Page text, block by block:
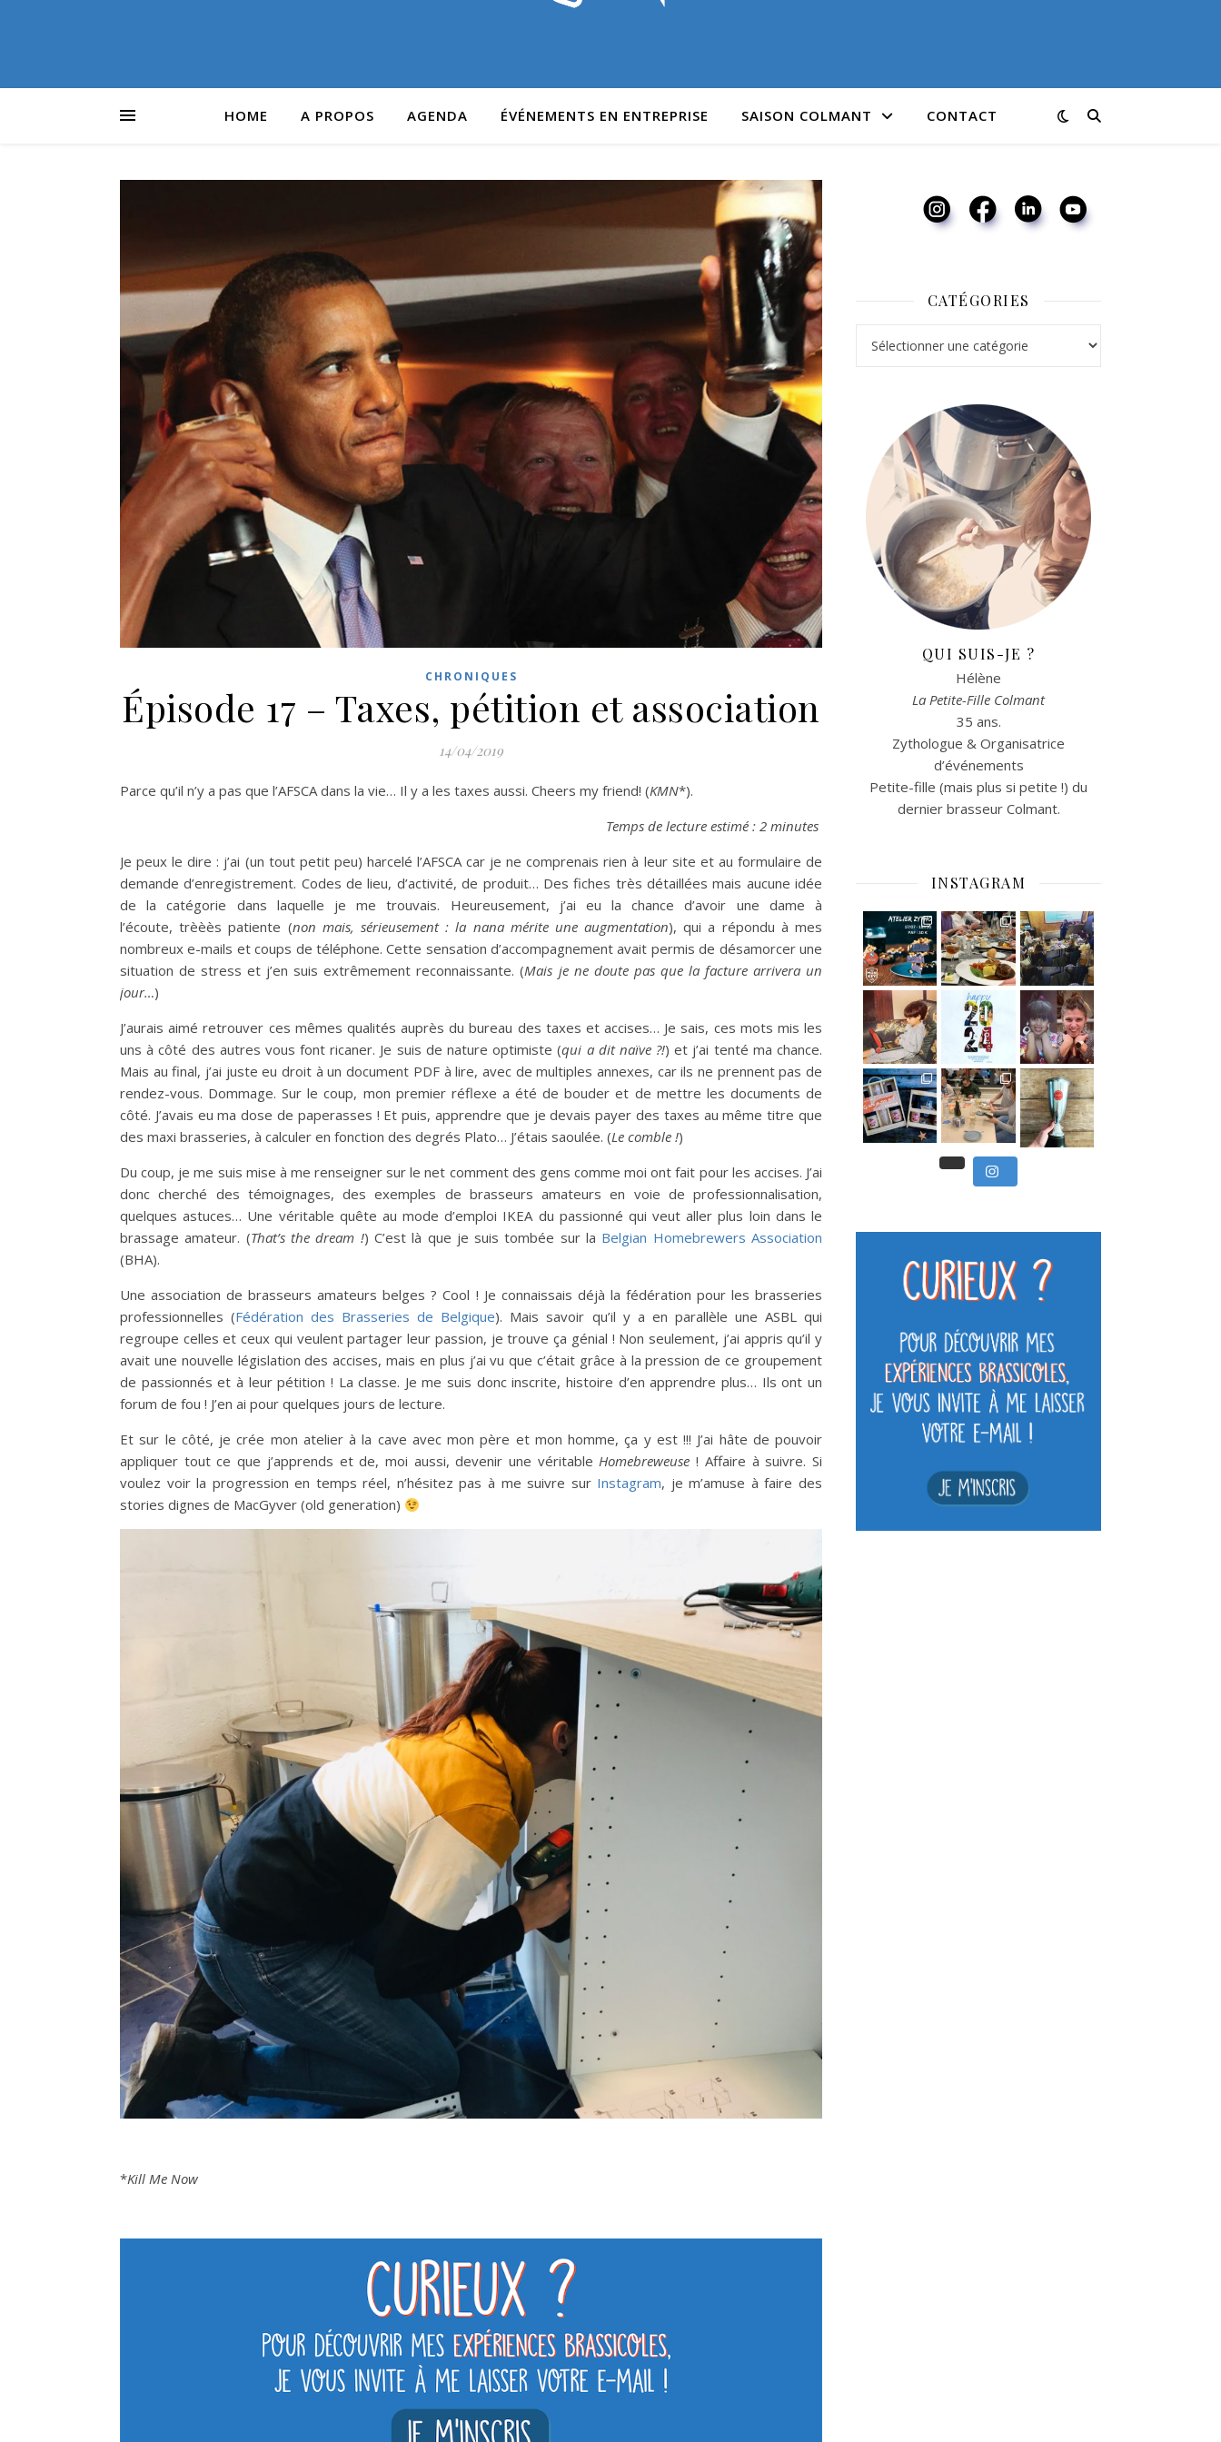
HOME A PROPOS AGENDA ÉVÉNEMENTS EN ENTREPRISE SAISON COLMANT CONTACT
CHRONIQUES
Épisode 17 – Taxes, pétition et association
14/04/2019
Parce qu’il n’y a pas que l’AFSCA dans la vie… Il y a les taxes aussi. Cheers my friend! (KMN*).
Temps de lecture estimé : 2 minutes
Je peux le dire : j’ai (un tout petit peu) harcelé l’AFSCA car je ne comprenais rien à leur site et au formulaire de
demande d’enregistrement. Codes de lieu, d’activité, de produit… Des fiches très détaillées mais aucune idée
de la catégorie dans laquelle je me trouvais. Heureusement, j’ai eu la chance d’avoir une dame à
l’écoute, trèèès patiente (non mais, sérieusement : la nana mérite une augmentation), qui a répondu à mes
nombreux e-mails et coups de téléphone. Cette sensation d’accompagnement avait permis de désamorcer une
situation de stress et j’en suis extrêmement reconnaissante. (Mais je ne doute pas que la facture arrivera un
jour…)
J’aurais aimé retrouver ces mêmes qualités auprès du bureau des taxes et accises… Je sais, ces mots mis les
uns à côté des autres vous font ricaner. Je suis de nature optimiste (qui a dit naïve ?!) et j’ai tenté ma chance.
Mais au final, j’ai juste eu droit à un document PDF à lire, avec de multiples annexes, car ils ne prennent pas de
rendez-vous. Dommage. Sur le coup, mon premier réflexe a été de bouder et de mettre les documents de
côté. J’avais eu ma dose de paperasses ! Et puis, apprendre que je devais payer des taxes au même titre que
des maxi brasseries, à calculer en fonction des degrés Plato… J’étais saoulée. (Le comble !)
Du coup, je me suis mise à me renseigner sur le net comment des gens comme moi ont fait pour les accises. J’ai
donc cherché des témoignages, des exemples de brasseurs amateurs en voie de professionnalisation,
quelques astuces… Une véritable quête au mode d’emploi IKEA du passionné qui veut aller plus loin dans le
brassage amateur. (That’s the dream !) C’est là que je suis tombée sur la Belgian Homebrewers Association
(BHA).
Une association de brasseurs amateurs belges ? Cool ! Je connaissais déjà la fédération pour les brasseries
professionnelles (Fédération des Brasseries de Belgique). Mais savoir qu’il y a en parallèle une ASBL qui
regroupe celles et ceux qui veulent partager leur passion, je trouve ça génial ! Non seulement, j’ai appris qu’il y
avait une nouvelle législation des accises, mais en plus j’ai vu que c’était grâce à la pression de ce groupement
de passionnés et à leur pétition ! La classe. Je me suis donc inscrite, histoire d’en apprendre plus… Ils ont un
forum de fou ! J’en ai pour quelques jours de lecture.
Et sur le côté, je crée mon atelier à la cave avec mon père et mon homme, ça y est !!! J’ai hâte de pouvoir
appliquer tout ce que j’apprends et de, moi aussi, devenir une véritableHomebreweuse ! Affaire à suivre. Si
voulez voir la progression en temps réel, n’hésitez pas à me suivre sur Instagram, je m’amuse à faire des
stories dignes de MacGyver (old generation)
*Kill Me Now
CATÉGORIES
QUI SUIS-JE ?
Hélène
La Petite-Fille Colmant
35 ans.
Zythologue & Organisatrice
d’événements
Petite-fille (mais plus si petite !) du
dernier brasseur Colmant.
INSTAGRAM
C’est déjà mercredi !
Viens
, du beau Et tou
] Ce week-end marque
Nous avons clôturé le modu
] Pendant